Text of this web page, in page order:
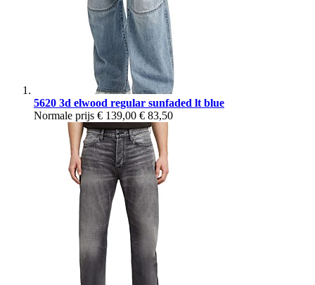
5620 3d elwood regular sunfaded lt blue
Normale prijs € 139,00 € 83,50